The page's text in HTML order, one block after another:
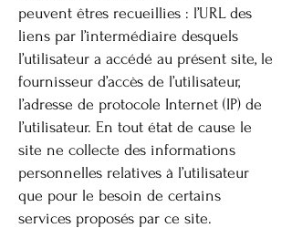
peuvent êtres recueillies : l’URL des
liens par l’intermédiaire desquels
l’utilisateur a accédé au présent site, le
fournisseur d’accès de l’utilisateur,
l’adresse de protocole Internet (IP) de
l’utilisateur. En tout état de cause le
site ne collecte des informations
personnelles relatives à l’utilisateur
que pour le besoin de certains
services proposés par ce site.